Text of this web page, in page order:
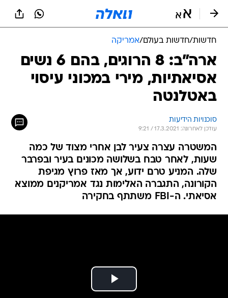
חדשות/חדשות בעולם/אמריקה
ארה"ב: 8 הרוגים, בהם 6 נשים
אסיאתיות, מירי במכוני עיסוי
באטלנטה
סוכנויות הידיעות
עודכן לאחרונה: 17.3.2021 / 9:21
המשטרה עצרה צעיר לבן אחרי מצוד של כמה
שעות, לאחר טבח בשלושה מכונים בעיר ובפרבר
שלה. המניע טרם ידוע, אך מאז פרוץ מגיפת
הקורונה, התגברה האלימות נגד אמריקנים ממוצא
אסיאתי. ה-FBI משתתף בחקירה